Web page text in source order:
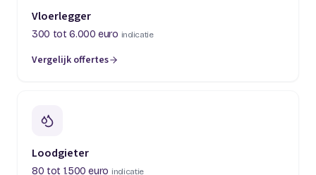
Vloerlegger
300 tot 6.000 euro indicatie
Vergelijk offertes
(opent in een nieuw tabblad)
Loodgieter
80 tot 1.500 euro indicatie